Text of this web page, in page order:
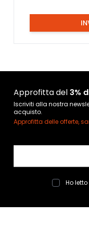
Approfitta del 3%
Iscriviti alla nostra
acquisto.
Approfitta delle offerte,
Ho